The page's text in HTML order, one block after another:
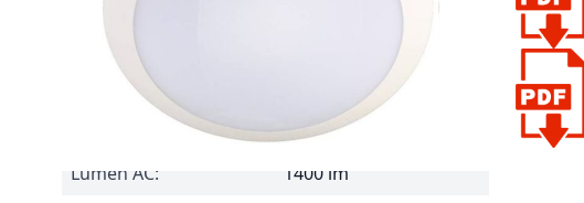
Bereitschaftsschaltung
Netzspannung:
16 W
Lumen AC: 1400 lm